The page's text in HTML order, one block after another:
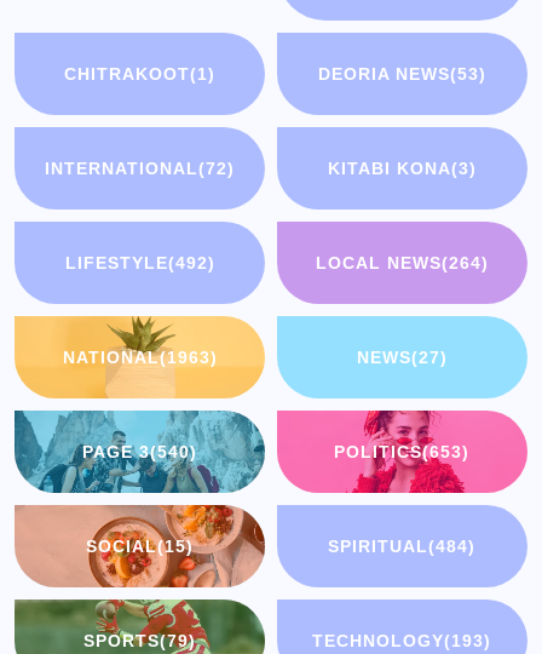
CHITRAKOOT(1) DEORIA NEWS(53)
INTERNATIONAL(72) KITABI KONA(3)
LIFESTYLE(492) LOCAL NEWS(264)
NATIONAL(1963) NEWS(27)
PAGE 3(540) POLITICS(653)
SOCIAL(15) SPIRITUAL(484)
SPORTS(79) TECHNOLOGY(193)